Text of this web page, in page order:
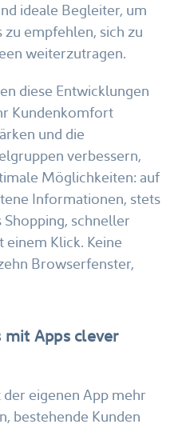
ideale Begleiter, um
zu empfehlen, sich zu
weiterzutragen.
diese Entwicklungen
Kundenkomfort
und die
verbessern,
Möglichkeiten: auf
Informationen, stets
schneller
einem Klick. Keine
Browserfenster,
mit Apps clever
eigenen App mehr
bestehende Kunden